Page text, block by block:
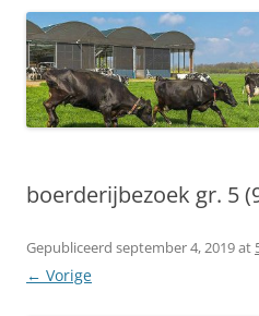
boerderijbezoek gr. 5
Gepubliceerd september 4, 2019at
← Vorige